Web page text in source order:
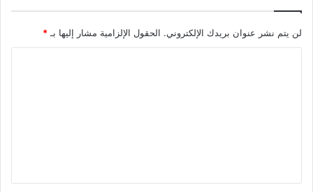
لن يتم نشر عنوان بريدك الإلكتروني. الحقول الإلزامية مشار إليها بـ*
ق